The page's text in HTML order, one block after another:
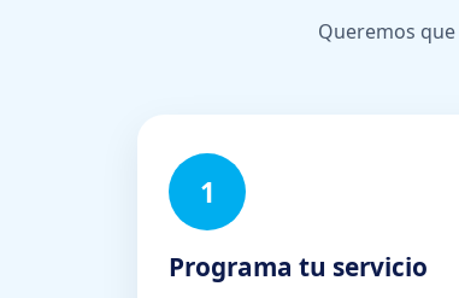
Queremos
1
Programa tu servicio